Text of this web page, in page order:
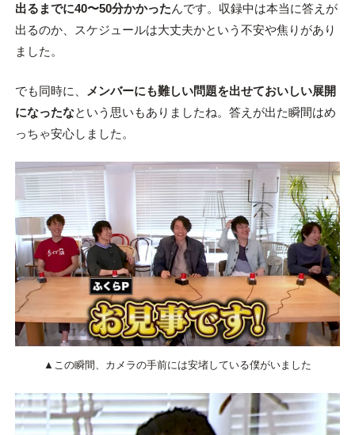
出るまでに40〜50分かかったんです。収録中は本当に答えが
出るのか、スケジュールは大丈夫かという不安や焦りがあり
ました。
でも同時に、
メンバーにも難しい問題を出せておいしい展開
になったなという思いもありましたね。答えが出た瞬間はめ
っちゃ安心しました。
▲この瞬間、カメラの手前には安堵している僕がいました